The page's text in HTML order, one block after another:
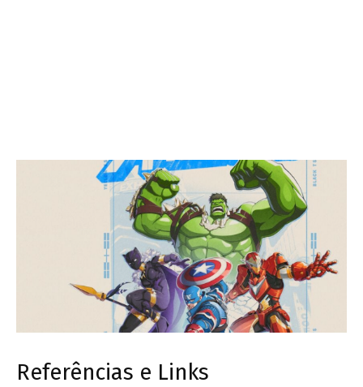
Referências e Links